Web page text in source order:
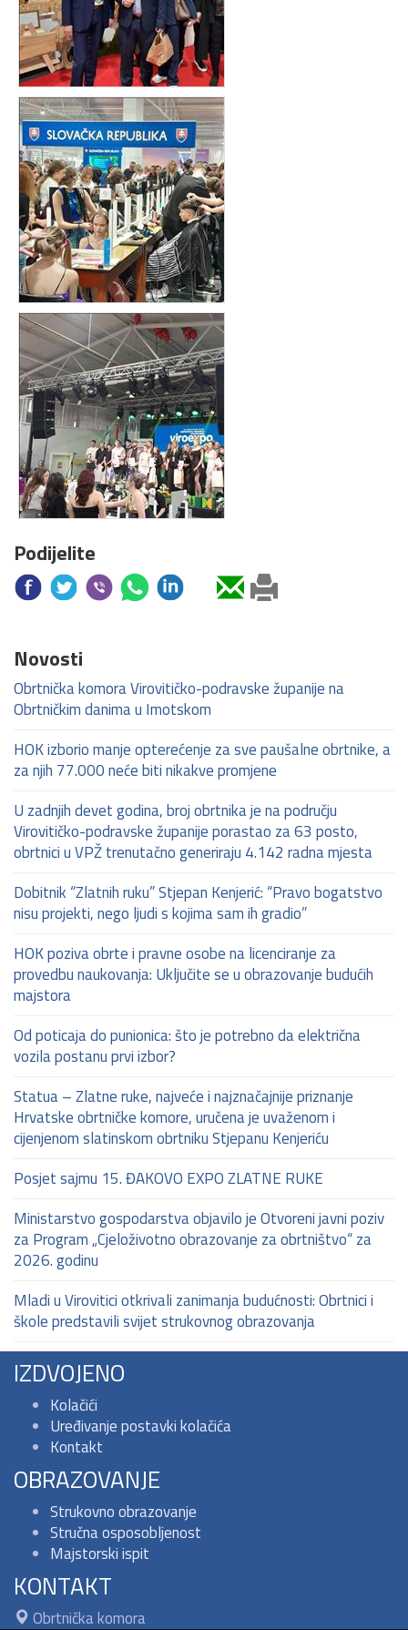
Podijelite
Novosti
Obrtnička komora Virovitičko-podravske županije na
Obrtničkim danima u Imotskom
HOK izborio manje opterećenje za sve paušalne obrtnike, a
za njih 77.000 neće biti nikakve promjene
U zadnjih devet godina, broj obrtnika je na području
Virovitičko-podravske županije porastao za 63 posto,
obrtnici u VPŽ trenutačno generiraju 4.142 radna mjesta
Dobitnik “Zlatnih ruku” Stjepan Kenjerić: “Pravo bogatstvo
nisu projekti, nego ljudi s kojima sam ih gradio”
HOK poziva obrte i pravne osobe na licenciranje za
provedbu naukovanja: Uključite se u obrazovanje budućih
majstora
Od poticaja do punionica: što je potrebno da električna
vozila postanu prvi izbor?
Statua – Zlatne ruke, najveće i najznačajnije priznanje
Hrvatske obrtničke komore, uručena je uvaženom i
cijenjenom slatinskom obrtniku Stjepanu Kenjeriću
Posjet sajmu 15. ĐAKOVO EXPO ZLATNE RUKE
Ministarstvo gospodarstva objavilo je Otvoreni javni poziv
za Program „Cjeloživotno obrazovanje za obrtništvo“ za
2026. godinu
Mladi u Virovitici otkrivali zanimanja budućnosti: Obrtnici i
škole predstavili svijet strukovnog obrazovanja
IZDVOJENO
Kolačići
Uređivanje postavki kolačića
Kontakt
OBRAZOVANJE
Strukovno obrazovanje
Stručna osposobljenost
Majstorski ispit
KONTAKT
Obrtnička komora